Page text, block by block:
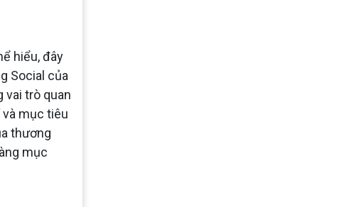
hiểu, đây
Social của
vai trò quan
mục tiêu
thương
mục